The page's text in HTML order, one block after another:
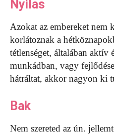
Nyilas
Azokat az embereket nem
korlátoznak a
tétlenséget, általában aktív
munkádban, vagy
hátráltat, akkor nagyon ki
Bak
Nem szereted az ún.